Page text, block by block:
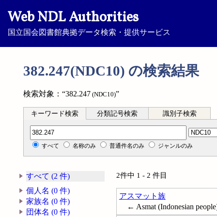
Web NDL Authorities
国立国会図書館典拠データ検索・提供サービス
382.247(NDC10) の検索結果
検索対象：“382.247 (NDC10)”
キーワード検索 分類記号検索 識別子検索
分類記号検索
すべて 名称のみ 普通件名のみ ジャンルのみ
すべて (2 件)
個人名 (0 件)
家族名 (0 件)
団体名 (0 件)
2件中 1 - 2 件目
アスマット族
← Asmat (Indonesian